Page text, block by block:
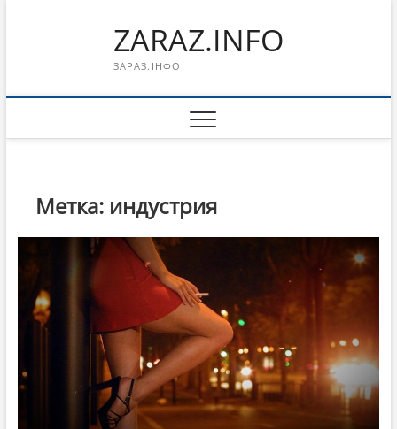
ZARAZ.INFO
ЗАРАЗ.ІНФО
Метка: индустрия